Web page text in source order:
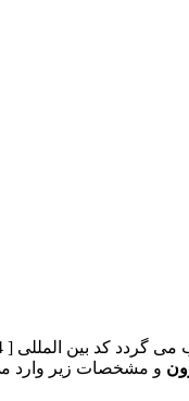
و مشخصات زیر وارد